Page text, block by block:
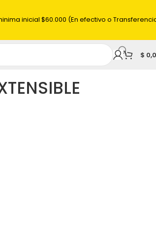
inicial $60.000 (En efectivo o
$